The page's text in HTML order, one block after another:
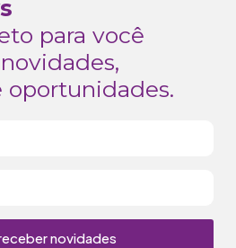
para você
oportunidades.
novidades